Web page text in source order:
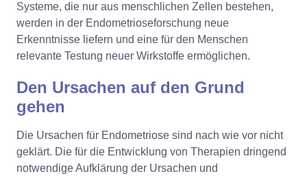
Systeme, die nur aus menschlichen Zellen bestehen,
werden in der Endometrioseforschung neue
Erkenntnisse liefern und eine für den Menschen
relevante Testung neuer Wirkstoffe ermöglichen.
Den Ursachen auf den Grund
gehen
Die Ursachen für Endometriose sind nach wie vor nicht
geklärt. Die für die Entwicklung von Therapien dringend
notwendige Aufklärung der Ursachen und